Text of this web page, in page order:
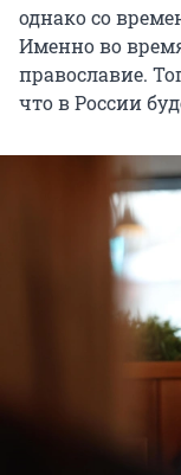
однако со
Именно во
православие.
что в России